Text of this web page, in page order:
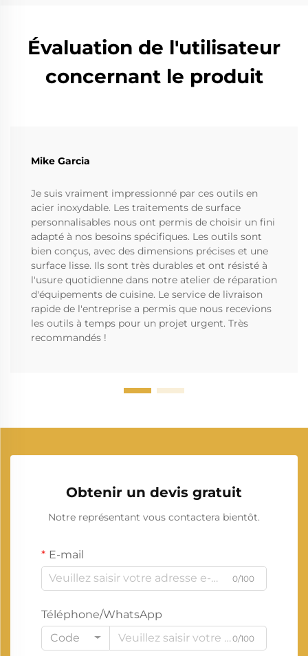
Évaluation de l'utilisateur
concernant le produit
Mike Garcia
Je suis vraiment impressionné par ces outils en
acier inoxydable. Les traitements de surface
personnalisables nous ont permis de choisir un fini
adapté à nos besoins spécifiques. Les outils sont
bien conçus, avec des dimensions précises et une
surface lisse. Ils sont très durables et ont résisté à
l'usure quotidienne dans notre atelier de réparation
d'équipements de cuisine. Le service de livraison
rapide de l'entreprise a permis que nous recevions
les outils à temps pour un projet urgent. Très
recommandés !
Obtenir un devis gratuit
Notre représentant vous contactera bientôt.
E-mail
0/100
Téléphone/WhatsApp
Code
0/100